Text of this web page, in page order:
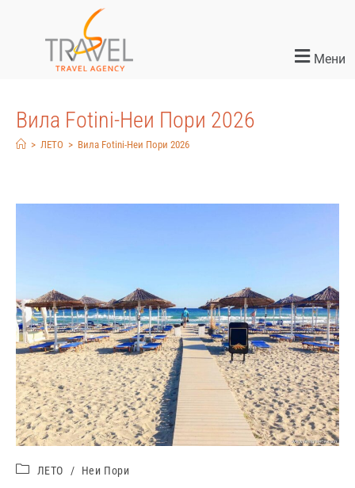
Мени
Вила Fotini-Неи Пори 2026
> ЛЕТО > Вила Fotini-Неи Пори 2026
ЛЕТО / Неи Пори